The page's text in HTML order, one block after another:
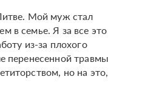
Мой муж стал
в семье. Я за все это
из-за плохого
перенесенной травмы
но на это,